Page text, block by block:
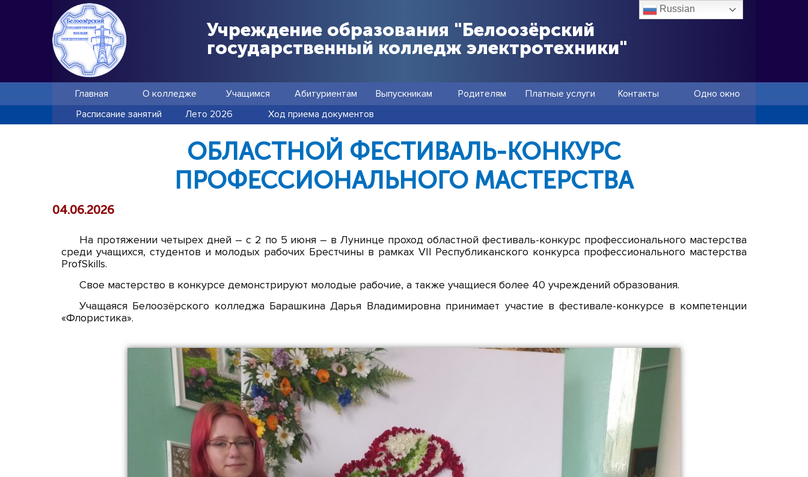
Учреждение образования "Белоозёрский
государственный колледж электротехники"
Главная О колледже Учащимся Абитуриентам Выпускникам Родителям Платные услуги Контакты
Одно окно
Расписание занятий
Лето 2026 Ход приема документов
ОБЛАСТНОЙ ФЕСТИВАЛЬ-КОНКУРС
ПРОФЕССИОНАЛЬНОГО МАСТЕРСТВА
04.06.2026
На протяжении четырех дней – с 2 по 5 июня – в Лунинце проход областной фестиваль-конкурс профессионального мастерства
среди учащихся, студентов и молодых рабочих Брестчины в рамках VII Республиканского конкурса профессионального мастерства
ProfSkills.
Свое мастерство в конкурсе демонстрируют молодые рабочие, а также учащиеся более 40 учреждений образования.
Учащаяся Белоозёрского колледжа Барашкина Дарья Владимировна принимает участие в фестивале-конкурсе в компетенции
«Флористика».
Russian